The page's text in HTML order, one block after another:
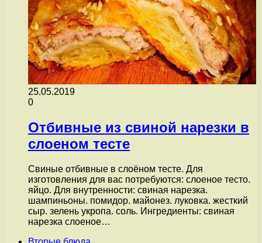
25.05.2019
0
Отбивные из свиной нарезки в
слоеном тесте
Свиные отбивные в слоёном тесте. Для
изготовления для вас потребуются: слоеное тесто.
яйцо. Для внутренности: свиная нарезка.
шампиньоны. помидор. майонез. луковка. жесткий
сыр. зелень укропа. соль. Ингредиенты: свиная
нарезка слоеное…